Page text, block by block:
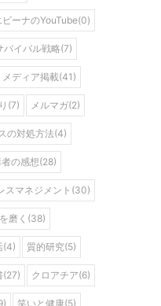
ビーナのYouTube(0)
バイバル戦略(7)
メディア掲載(41)
(7) メルマガ(2)
の対処方法(4)
の感想(28)
スマネジメント(30)
磨く(38)
(4) 質的研究(5)
(27) クロアチア(6)
笑いと健康(5)